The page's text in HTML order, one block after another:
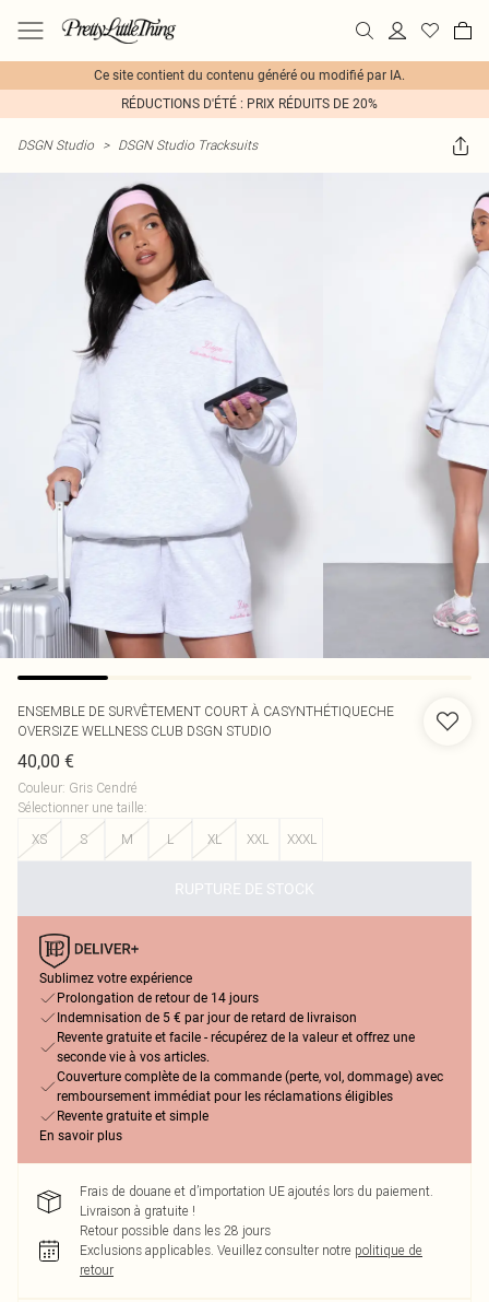
Ce site contient du contenu généré ou modifié par IA.
RÉDUCTIONS D'ÉTÉ : PRIX RÉDUITS DE 20%
DSGN Studio > DSGN Studio Tracksuits
ENSEMBLE DE SURVÊTEMENT COURT À CASYNTHÉTIQUECHE
OVERSIZE WELLNESS CLUB DSGN STUDIO
40,00 €
Couleur: Gris Cendré
Sélectionner une taille:
XS
S M L XL XXL XXXL
RUPTURE DE STOCK
Sublimez votre expérience
Prolongation de retour de 14 jours
Indemnisation de 5 € par jour de retard de livraison
Revente gratuite et facile - récupérez de la valeur et offrez une
seconde vie à vos articles.
Couverture complète de la commande (perte, vol, dommage) avec
remboursement immédiat pour les réclamations éligibles
Revente gratuite et simple
En savoir plus
Frais de douane et d’importation UE ajoutés lors du paiement.
Livraison à gratuite !
Retour possible dans les 28 jours
Exclusions applicables. Veuillez consulter notre politique de
retour